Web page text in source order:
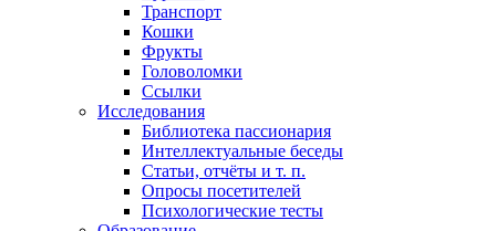
Транспорт
Кошки
Фрукты
Головоломки
Ссылки
Исследования
Библиотека пассионария
Интеллектуальные беседы
Статьи, отчёты и т. п.
Опросы посетителей
Психологические тесты